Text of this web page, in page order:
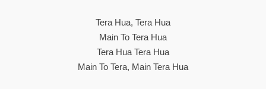
Tera Hua, Tera Hua
Main To Tera Hua
Tera Hua Tera Hua
Main To Tera, Main Tera Hua